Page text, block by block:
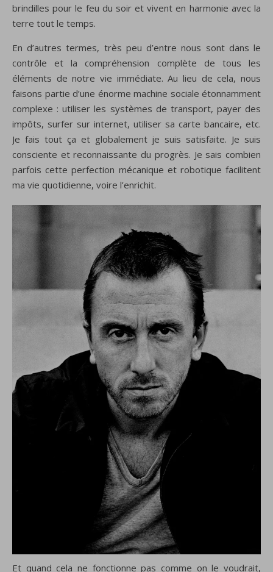
brindilles pour le feu du soir et vivent en harmonie avec la
terre tout le temps.
En d’autres termes, très peu d’entre nous sont dans le
contrôle et la compréhension complète de tous les
éléments de notre vie immédiate. Au lieu de cela, nous
faisons partie d’une énorme machine sociale étonnamment
complexe : utiliser les systèmes de transport, payer des
impôts, surfer sur internet, utiliser sa carte bancaire, etc.
Je fais tout ça et globalement je suis satisfaite. Je suis
consciente et reconnaissante du progrès. Je sais combien
parfois cette perfection mécanique et robotique facilitent
ma vie quotidienne, voire l’enrichit.
Et quand cela ne fonctionne pas comme on le voudrait,